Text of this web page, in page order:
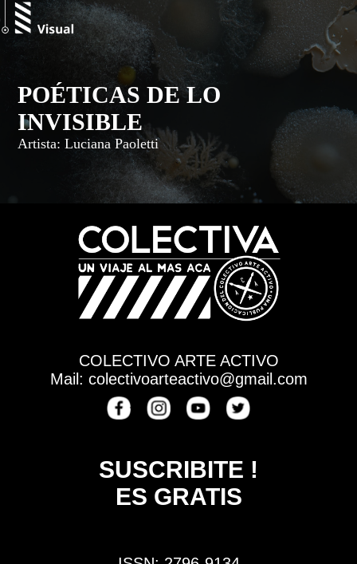
POÉTICAS DE LO
INVISIBLE
Artista: Luciana Paoletti
COLECTIVO ARTE ACTIVO
Mail: colectivoarteactivo@gmail.com
SUSCRIBITE !
ES GRATIS